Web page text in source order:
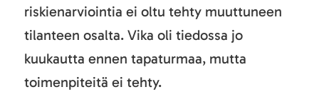
riskienarviointia ei oltu tehty muuttuneen
tilanteen osalta. Vika oli tiedossa jo
kuukautta ennen tapaturmaa, mutta
toimenpiteitä ei tehty.